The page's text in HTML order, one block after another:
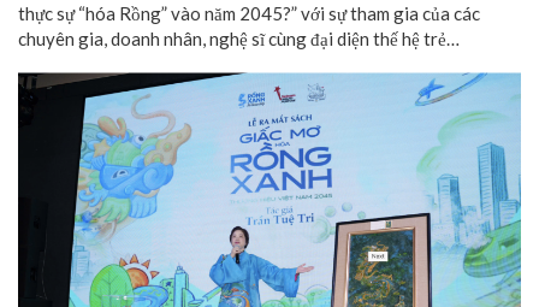
thực sự “hóa Rồng” vào năm 2045?” với sự tham gia của các
chuyên gia, doanh nhân, nghệ sĩ cùng đại diện thế hệ trẻ…